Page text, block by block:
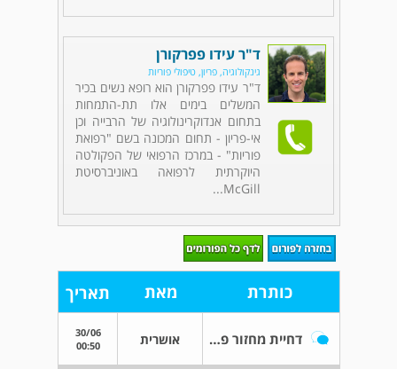
ד"ר עידו פפרקורן
גינקולוגיה, פריון, טיפולי פוריות
ד"ר עידו פפרקורן הוא רופא נשים בכיר
המשלים בימים אלו תת-התמחות
בתחום אנדוקרינולוגיה של הרבייה וכן
אי-פריון - תחום המכונה בשם "רפואת
פוריות" - במרכז הרפואי של הפקולטה
היוקרתית לרפואה באוניברסיטת
McGill...
כותרת מאת תאריך
דחיית מחזור פעמיים אושרית
30/06
00:50